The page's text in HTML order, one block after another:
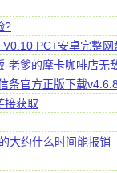
?
PC+安卓完整
-老爹的摩卡咖啡店无
条官方正版下载
接获取
大约什么时间能报销